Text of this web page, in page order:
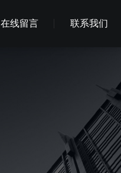
在线留言 联系我们